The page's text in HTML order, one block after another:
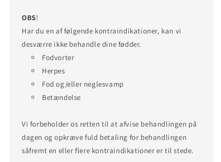
OBS!
Har du en af følgende kontraindikationer, kan vi
desværre ikke behandle dine fødder.
Fodvorter
Herpes
Fod og/eller neglesvamp
Betændelse
Vi forbeholder os retten til at afvise behandlingen på
dagen og opkræve fuld betaling for behandlingen
såfremt en eller flere kontraindikationer er til stede.